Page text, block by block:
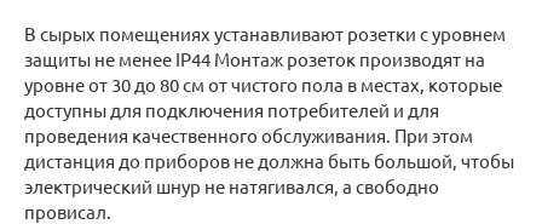
В сырых помещениях устанавливают розетки с уровнем
защиты не менее IP44 Монтаж розеток производят на
уровне от 30 до 80 см от чистого пола в местах, которые
доступны для подключения потребителей и для
проведения качественного обслуживания. При этом
дистанция до приборов не должна быть большой, чтобы
электрический шнур не натягивался, а свободно
провисал.